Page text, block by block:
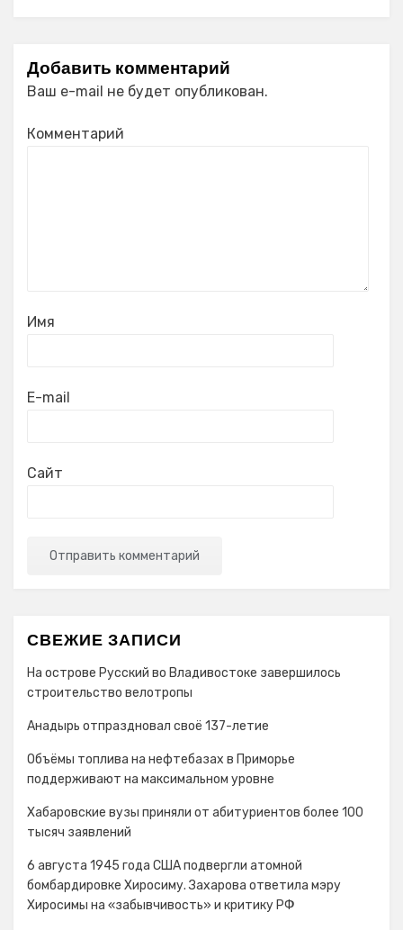
Добавить комментарий
Ваш e-mail не будет опубликован.
Комментарий
Имя
E-mail
Сайт
СВЕЖИЕ ЗАПИСИ
На острове Русский во Владивостоке завершилось
строительство велотропы
Анадырь отпраздновал своё 137-летие
Объёмы топлива на нефтебазах в Приморье
поддерживают на максимальном уровне
Хабаровские вузы приняли от абитуриентов более 100
тысяч заявлений
6 августа 1945 года США подвергли атомной
бомбардировке Хиросиму. Захарова ответила мэру
Хиросимы на «забывчивость» и критику РФ